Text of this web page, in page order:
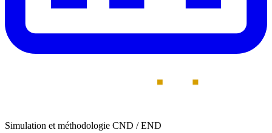
Simulation et méthodologie CND / END